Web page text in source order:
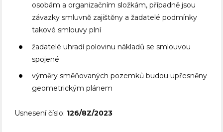
osobám a organizačním složkám, případně jsou
závazky smluvně zajištěny a žadatelé podmínky
takové smlouvy plní
žadatelé uhradí polovinu nákladů se smlouvou
spojené
výměry směňovaných pozemků budou upřesněny
geometrickým plánem
Usnesení číslo: 126/8Z/2023